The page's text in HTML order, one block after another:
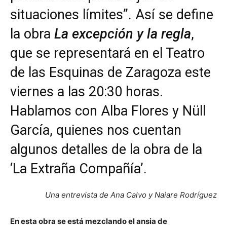
situaciones límites”. Así se define
la obra La excepción y la regla,
que se representará en el Teatro
de las Esquinas de Zaragoza este
viernes a las 20:30 horas.
Hablamos con Alba Flores y Nüll
García, quienes nos cuentan
algunos detalles de la obra de la
‘La Extraña Compañía’.
Una entrevista de Ana Calvo y Naiare Rodríguez
En esta obra se está mezclando el ansia de